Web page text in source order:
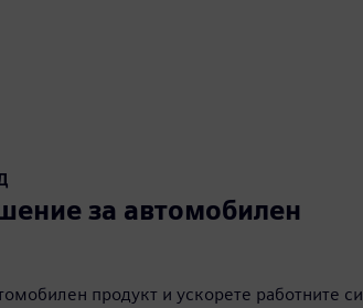
за автомобилен
продукт и ускорете работните си